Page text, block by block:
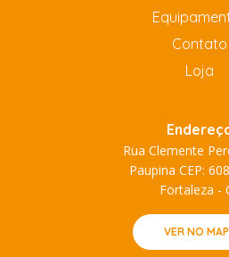
Contato
Loja
Rua Clemente
Paupina CEP:
Fortaleza -
VER NO